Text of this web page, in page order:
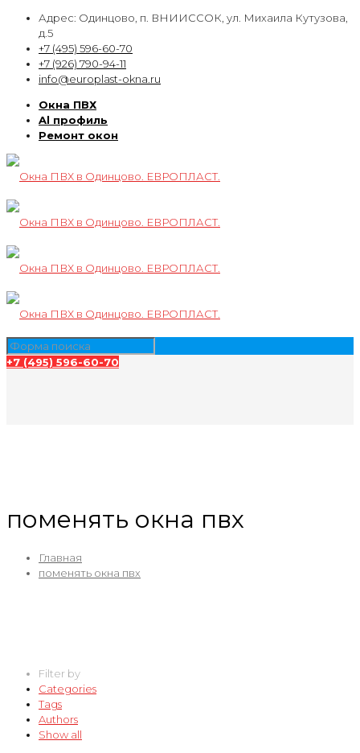
Адрес: Одинцово, п. ВНИИССОК, ул. Михаила Кутузова,
д.5
+7 (495) 596-60-70
+7 (926) 790-94-11
info@europlast-okna.ru
Окна ПВХ
Al профиль
Ремонт окон
+7 (495) 596-60-70
поменять окна пвх
Главная
поменять окна пвх
Filter by
Categories
Tags
Authors
Show all